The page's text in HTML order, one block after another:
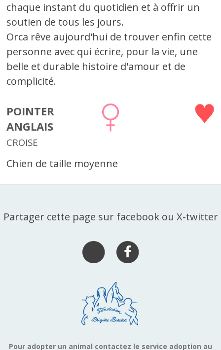
chaque instant du quotidien et à offrir un
soutien de tous les jours.
Orca rêve aujourd'hui de trouver enfin cette
personne avec qui écrire, pour la vie, une
belle et durable histoire d'amour et de
complicité.
POINTER
ANGLAIS
CROISE
Chien de taille moyenne
Partager cette page sur facebook ou X-twitter
Pour adopter un animal contactez le service adoption au